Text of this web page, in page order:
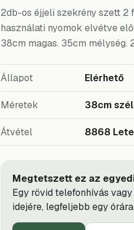
2db-os éjjeli szekrény szett 2
használati nyomok elvétve
38cm magas. 35cm mélység.
Állapot Elérhető
Méretek 38cm
Átvétel 8868
Megtetszett ez az
Egy rövid telefonhívás
idejére, legfeljebb egy